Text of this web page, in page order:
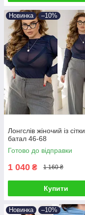
Новинка –10%
Лонгслів жіночий із сітки
батал 46-68
Готово до відправки
1 040 ₴ 1 160 ₴
Купити
Новинка –10%